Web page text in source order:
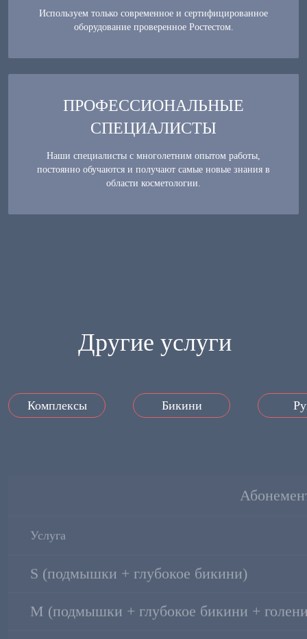
Используем только современное и сертифицированное
оборудование проверенное Ростестом.
ПРОФЕССИОНАЛЬНЫЕ
СПЕЦИАЛИСТЫ
Наши специалисты с многолетним опытом работы,
постоянно обучаются и получают самые новые знания в
области косметологии.
Другие услуги
Комплексы Бикини
S (подмышки + глубокое бикини)
M (подмышки + глубокое бикини +
L (подмышки + глубокое бикини + ноги